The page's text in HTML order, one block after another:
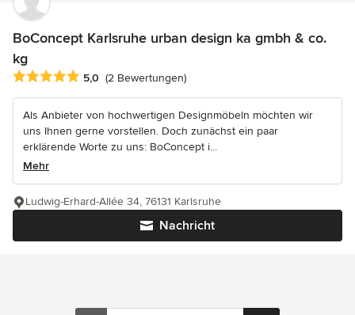
BoConcept Karlsruhe urban design ka gmbh & co.
kg
Durchschnittliche Bewertung: 5 von 5 Sternen
5,0 (2 Bewertungen)
Als Anbieter von hochwertigen Designmöbeln möchten wir
uns Ihnen gerne vorstellen. Doch zunächst ein paar
erklärende Worte zu uns: BoConcept i...
Mehr
Nachricht
Ludwig-Erhard-Allée 34, 76131 Karlsruhe